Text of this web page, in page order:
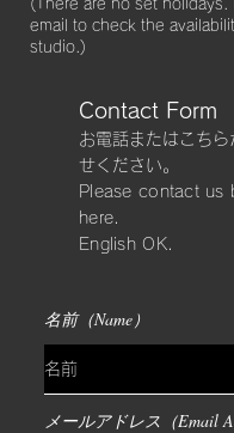
(There are no set holidays.
email to check the
studio.)
Contact Form
お電話またはこち
せください。
Please contact us
here.
​English OK.
名前（Name）
メールアドレス（Email